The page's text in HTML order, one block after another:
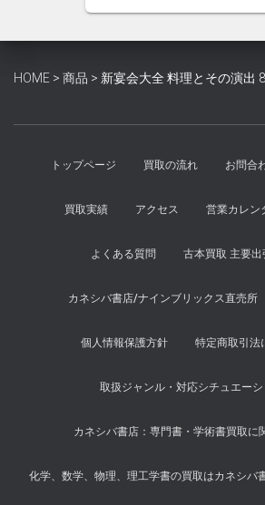
¥2,500
し
は
で
HOME > 商品 > 新宴会大全 料理とその演出
トップページ 買取の流れ お問合
買取実績 アクセス 営業カレン
よくある質問 古本買取 主要
カネシバ書店/ナインブリックス直売所
個人情報保護方針 特定商取引法
取扱ジャンル・対応シチュエー
カネシバ書店：専門書・学術書買取に
化学、数学、物理、理工学書の買取はカネシバ